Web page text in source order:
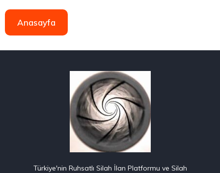
Anasayfa
Türkiye'nin Ruhsatlı Silah İlan Platformu ve Silah